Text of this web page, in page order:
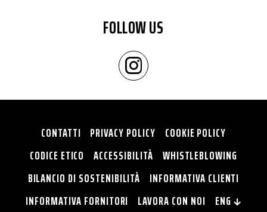
FOLLOW US
CONTATTI PRIVACY POLICY COOKIE POLICY
CODICE ETICO
ACCESSIBILITÀ WHISTLEBLOWING
BILANCIO DI SOSTENIBILITÀ INFORMATIVA CLIENTI
INFORMATIVA FORNITORI LAVORA CON NOI ENG